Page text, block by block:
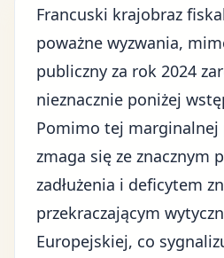
Francuski krajobraz
poważne wyzwania,
publiczny za rok 2024
nieznacznie poniżej
Pomimo tej marginalnej
zmaga się ze znacznym
zadłużenia i deficytem
przekraczającym
Europejskiej, co